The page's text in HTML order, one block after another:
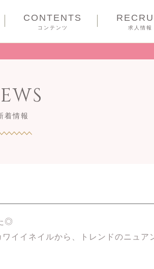
CONTENTS
コンテンツ 求人情報
着情報
◎
イイネイルから、トレンドのニュア